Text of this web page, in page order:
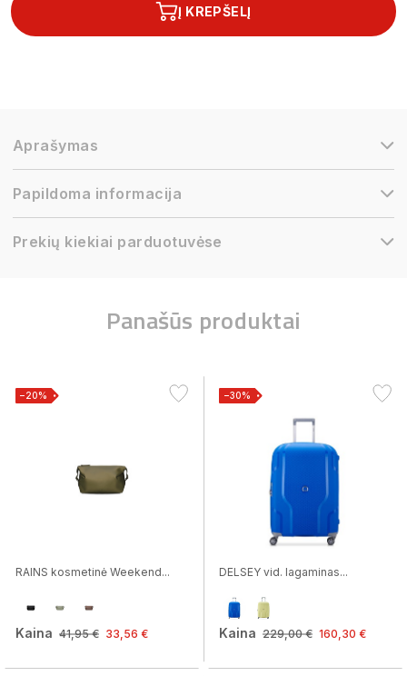
Į KREPŠELĮ
Aprašymas
Papildoma informacija
Prekių kiekiai parduotuvėse
Panašūs produktai
−20%
RAINS kosmetinė Weekend...
Kaina 41,95 € 33,56 €
−30%
DELSEY vid. lagaminas...
Kaina 229,00 € 160,30 €